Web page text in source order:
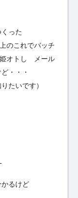
った
のこれでバッチ
姫オトし メール
・・・
たいです）
かるけど